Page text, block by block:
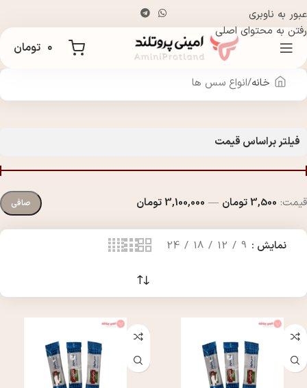
عبور به ناوبری
رفتن به محتوای اصلی
۰ تومان
خانه انواع سس ها
فیلتر براساس قیمت
صافی قيمت: 3,500 تومان — 3,100,000 تومان
نمایش 9
12
18
24